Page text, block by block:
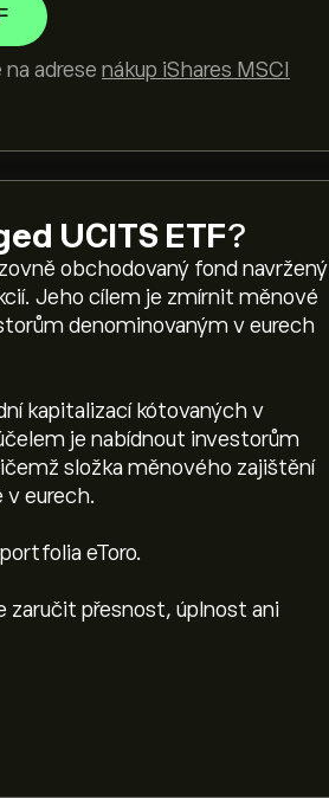
adrese nákup iShares MSCI
UCITS ETF?
obchodovaný fond navržený
Jeho cílem je zmírnit měnové
denominovaným v eurech
kapitalizací kótovaných v
je nabídnout investorům
složka měnového zajištění
v eurech.
eToro.
přesnost, úplnost ani